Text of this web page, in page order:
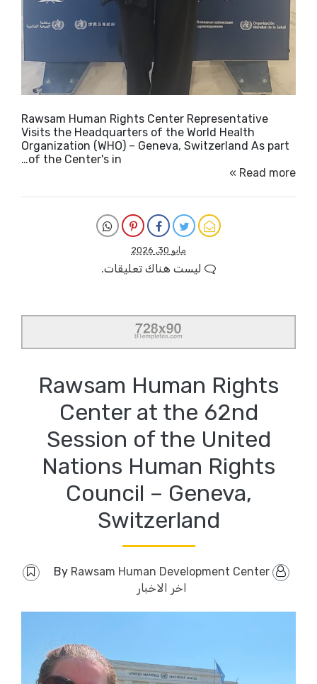
Rawsam Human Rights Center Representative
Visits the Headquarters of the World Health
Organization (WHO) – Geneva, Switzerland As part
of the Center's in…
Read more »
مايو 30, 2026
ليست هناك تعليقات.
Rawsam Human Rights
Center at the 62nd
Session of the United
Nations Human Rights
Council – Geneva,
Switzerland
By
Rawsam Human Development Center
اخر الاخبار